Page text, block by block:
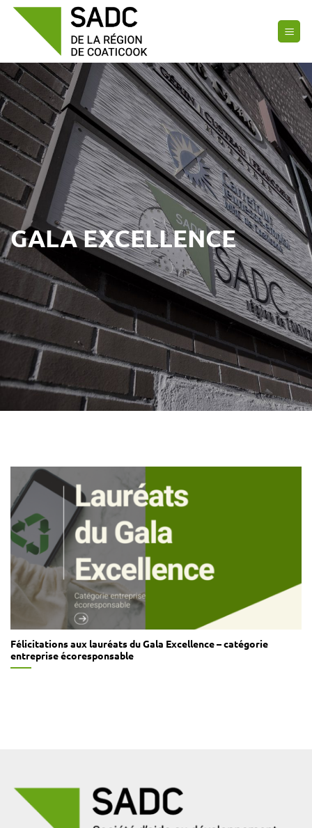
Passer
GALA EXCELLENCE
Félicitations aux lauréats du Gala Excellence – catégorie
entreprise écoresponsable